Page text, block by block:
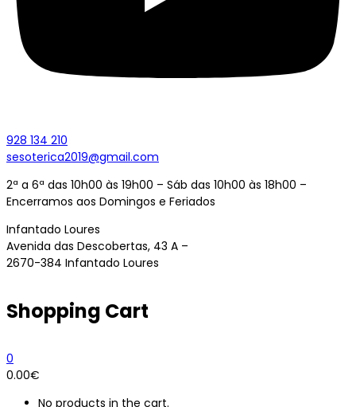
928 134 210
sesoterica2019@gmail.com
2ª a 6ª das 10h00 às 19h00 – Sáb das 10h00 às 18h00 –
Encerramos aos Domingos e Feriados
Infantado Loures
Avenida das Descobertas, 43 A –
2670-384 Infantado Loures
Shopping Cart
0
0.00€
No products in the cart.